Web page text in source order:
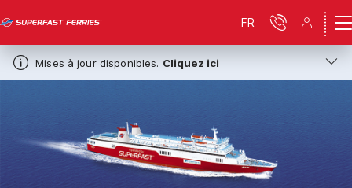
Mises à jour disponibles. Cliquez ici
FR